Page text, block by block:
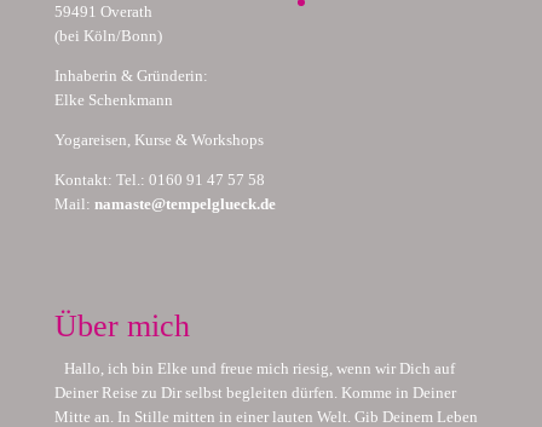
59491 Overath
(bei Köln/Bonn)
Inhaberin & Gründerin:
Elke Schenkmann
Yogareisen, Kurse & Workshops
Kontakt: Tel.: 0160 91 47 57 58
Mail: namaste@tempelglueck.de
Über mich
Hallo, ich bin Elke und freue mich riesig, wenn wir Dich auf
Deiner Reise zu Dir selbst begleiten dürfen. Komme in Deiner
Mitte an. In Stille mitten in einer lauten Welt. Gib Deinem Leben